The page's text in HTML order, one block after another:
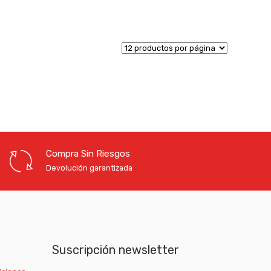
Compra Sin Riesgos
Devolución garantizada
Suscripción newsletter